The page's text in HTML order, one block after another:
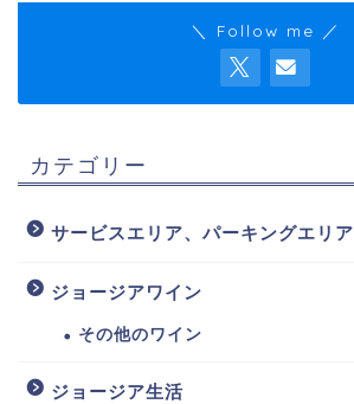
＼ Follow me ／
カテゴリー
サービスエリア、パーキングエリア
ジョージアワイン
その他のワイン
ジョージア生活